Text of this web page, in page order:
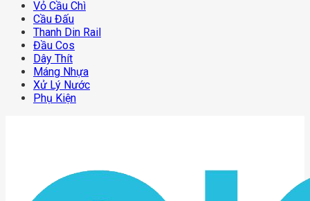
Vỏ Cầu Chì
Cầu Đấu
Thanh Din Rail
Đầu Cos
Dây Thít
Máng Nhựa
Xử Lý Nước
Phụ Kiện